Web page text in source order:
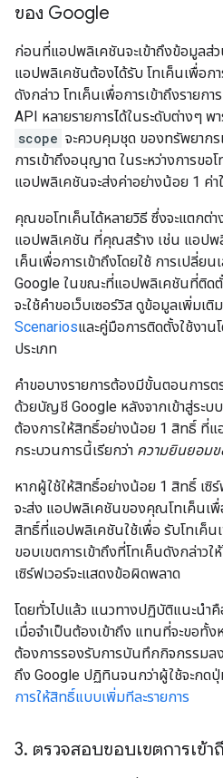
ของ Google
ก่อนที่แอปพลิเคชันจะเข้าถึงข้อมูลส่ว
แอปพลิเคชันต้องได้รับ โทเค็นเพื่อก
ดังกล่าว โทเค็นเพื่อการเข้าถึงรายกา
API หลายรายการได้ในระดับต่างๆ พ
scope จะควบคุมชุด ของทรัพยากร
การเข้าถึงอนุญาต ในระหว่างการขอ
แอปพลิเคชันจะส่งค่าอย่างน้อย 1 ค่า
คุณขอโทเค็นได้หลายวิธี ซึ่งจะแตกต่า
แอปพลิเคชัน ที่คุณสร้าง เช่น แอปพ
เค็นเพื่อการเข้าถึงโดยใช้ การเปลี่ยน
Google ในขณะที่แอปพลิเคชันที่ติด
จะใช้คำขอเว็บเซอร์วิส ดูข้อมูลเพิ่มเ
Scenariosและคู่มือการติดตั้งใช้งาน
ประเภท
คำขอบางรายการต้องมีขั้นตอนการ
ด้วยบัญชี Google หลังจากเข้าสู่ระบบ
ต้องการให้สิทธิ์อย่างน้อย 1 สิทธิ์ ที่
กระบวนการนี้เรียกว่า ความยินยอมข
หากผู้ใช้ให้สิทธิ์อย่างน้อย 1 สิทธิ์ เซิ
จะส่ง แอปพลิเคชันของคุณโทเค็นเพื่
สิทธิ์ที่แอปพลิเคชันใช้เพื่อ รับโทเค็นเ
ขอบเขตการเข้าถึงที่โทเค็นดังกล่าวใ
เซิร์ฟเวอร์จะแสดงข้อผิดพลาด
โดยทั่วไปแล้ว แนวทางปฏิบัติแนะนำคื
เมื่อจำเป็นต้องเข้าถึง แทนที่จะขอทั้
ต้องการรองรับการบันทึกกิจกรรมล
ถึง Google ปฏิทินจนกว่าผู้ใช้จะกด
การให้สิทธิ์แบบเพิ่มทีละรายการ
3. ตรวจสอบขอบเขตการเข้า